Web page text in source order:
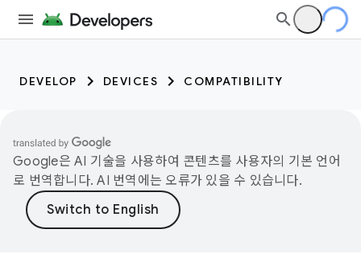
DEVELOP DEVICES COMPATIBILITY
Google은 AI 기술을 사용하여 콘텐츠를 사용자의 기본 언어
로 번역합니다. AI 번역에는 오류가 있을 수 있습니다.